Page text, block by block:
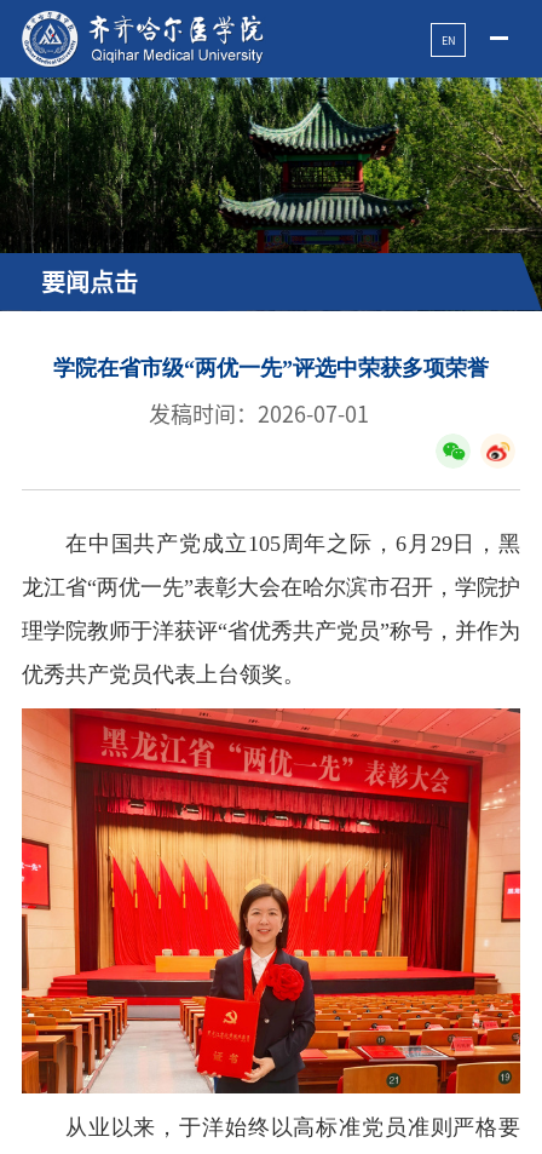
EN
要闻点击
学院在省市级“两优一先”评选中荣获多项荣誉
发稿时间：2026-07-01
在中国共产党成立105周年之际，6月29日，黑
龙江省“两优一先”表彰大会在哈尔滨市召开，学院护
理学院教师于洋获评“省优秀共产党员”称号，并作为
优秀共产党员代表上台领奖。
从业以来，于洋始终以高标准党员准则严格要